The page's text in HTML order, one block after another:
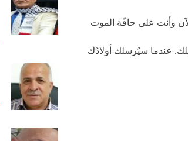
وأنت على حافّة الموت
عندما سيُرسلك أولادُك